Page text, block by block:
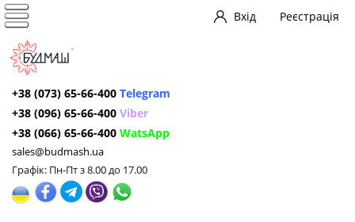
Вхід Реєстрація
+38 (073) 65-66-400 Telegram
+38 (096) 65-66-400 Viber
+38 (066) 65-66-400 WatsApp
sales@budmash.ua
Графік: Пн-Пт з 8.00 до 17.00